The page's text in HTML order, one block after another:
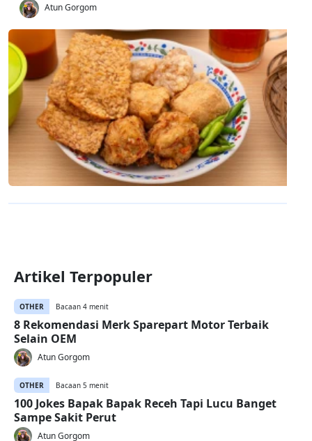
Atun Gorgom
Artikel Terpopuler
OTHER Bacaan 4 menit
8 Rekomendasi Merk Sparepart Motor Terbaik
Selain OEM
Atun Gorgom
OTHER Bacaan 5 menit
100 Jokes Bapak Bapak Receh Tapi Lucu Banget
Sampe Sakit Perut
Atun Gorgom